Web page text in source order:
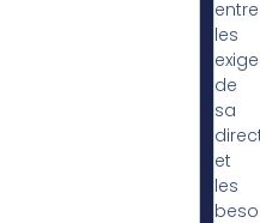
entre
les
de
sa
et
les